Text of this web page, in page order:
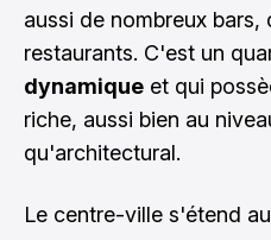
aussi de nombreux bars,
restaurants. C'est un
dynamique et qui
riche, aussi bien au
qu'architectural.
Le centre-ville s'étend